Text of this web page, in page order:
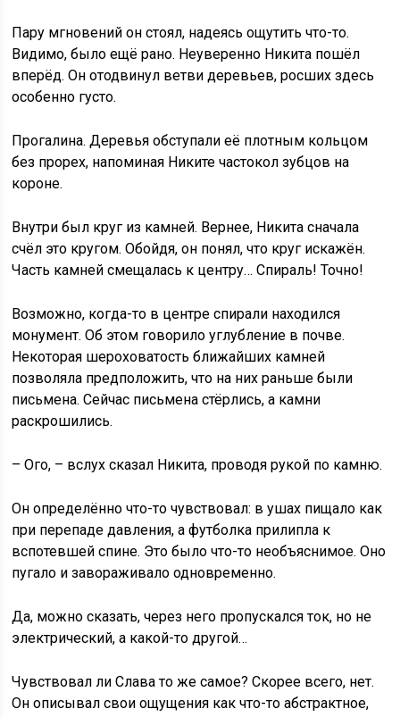
Пару мгновений он стоял, надеясь ощутить что-то.
Видимо, было ещё рано. Неуверенно Никита пошёл
вперёд. Он отодвинул ветви деревьев, росших здесь
особенно густо.
Прогалина. Деревья обступали её плотным кольцом
без прорех, напоминая Никите частокол зубцов на
короне.
Внутри был круг из камней. Вернее, Никита сначала
счёл это кругом. Обойдя, он понял, что круг искажён.
Часть камней смещалась к центру… Спираль! Точно!
Возможно, когда-то в центре спирали находился
монумент. Об этом говорило углубление в почве.
Некоторая шероховатость ближайших камней
позволяла предположить, что на них раньше были
письмена. Сейчас письмена стёрлись, а камни
раскрошились.
– Ого, – вслух сказал Никита, проводя рукой по камню.
Он определённо что-то чувствовал: в ушах пищало как
при перепаде давления, а футболка прилипла к
вспотевшей спине. Это было что-то необъяснимое. Оно
пугало и завораживало одновременно.
Да, можно сказать, через него пропускался ток, но не
электрический, а какой-то другой…
Чувствовал ли Слава то же самое? Скорее всего, нет.
Он описывал свои ощущения как что-то абстрактное,